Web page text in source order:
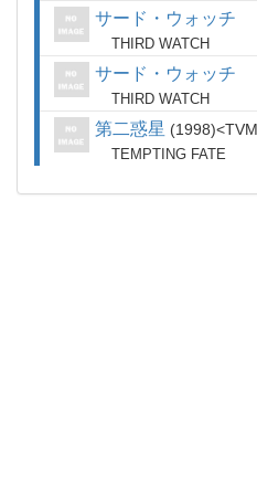
サード・ウォッチ
THIRD WATCH
サード・ウォッチ
THIRD WATCH
第二惑星 1998 TVM
TEMPTING FATE